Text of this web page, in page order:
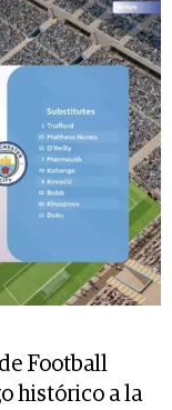
Football
histórico a la